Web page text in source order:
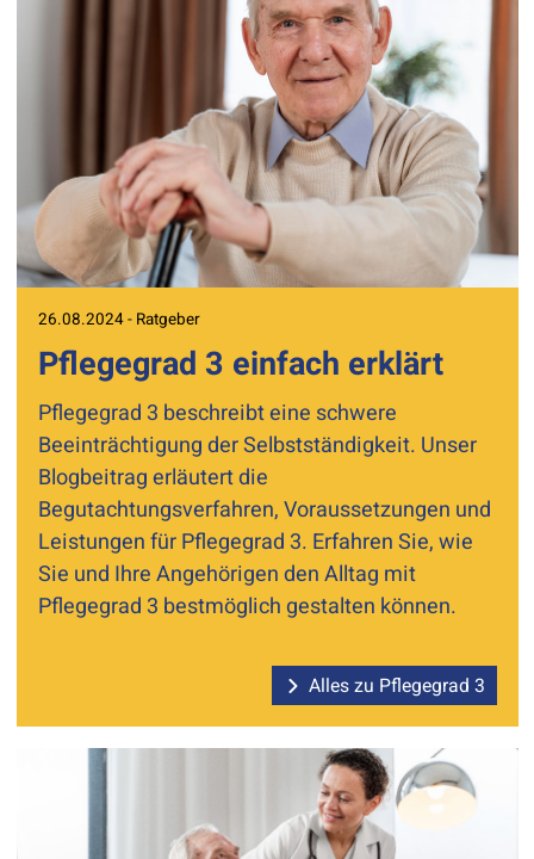
26.08.2024 - Ratgeber
Pflegegrad 3 einfach erklärt
Pflegegrad 3 beschreibt eine schwere
Beeinträchtigung der Selbstständigkeit. Unser
Blogbeitrag erläutert die
Begutachtungsverfahren, Voraussetzungen und
Leistungen für Pflegegrad 3. Erfahren Sie, wie
Sie und Ihre Angehörigen den Alltag mit
Pflegegrad 3 bestmöglich gestalten können.
Alles zu Pflegegrad 3